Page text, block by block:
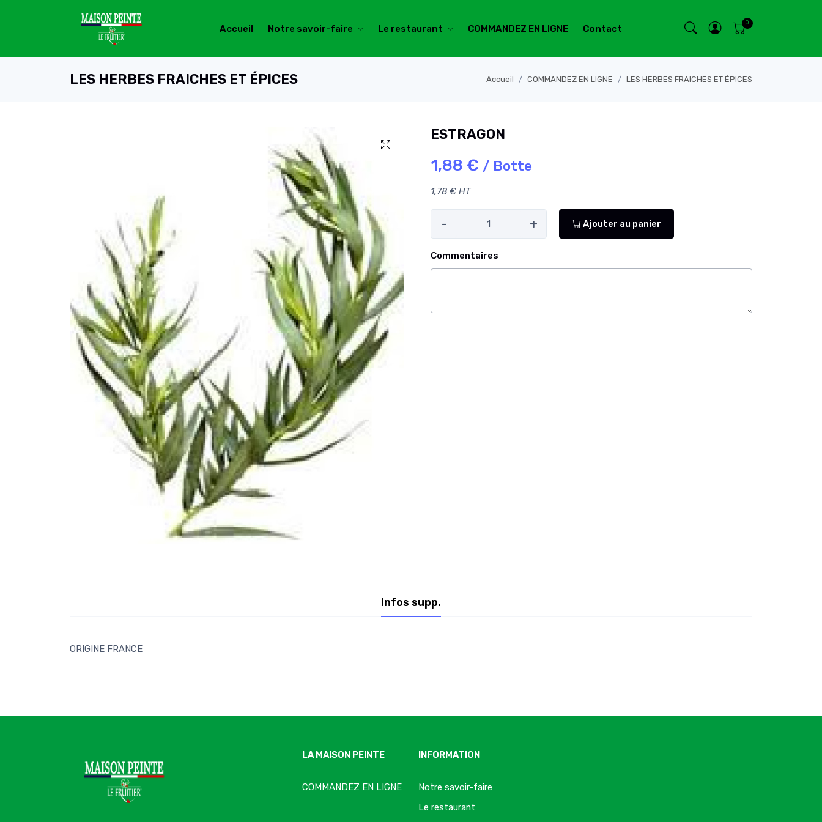
Accueil Notre savoir-faire Le restaurant COMMANDEZ EN LIGNE Contact
LES HERBES FRAICHES ET ÉPICES Accueil COMMANDEZ EN LIGNE LES HERBES FRAICHES ET ÉPICES
ESTRAGON
1,88 € / Botte
1,78 € HT
- + Ajouter au panier
Commentaires
Infos supp.
ORIGINE FRANCE
LA MAISON PEINTE
COMMANDEZ EN LIGNE
INFORMATION
Notre savoir-faire
Le restaurant